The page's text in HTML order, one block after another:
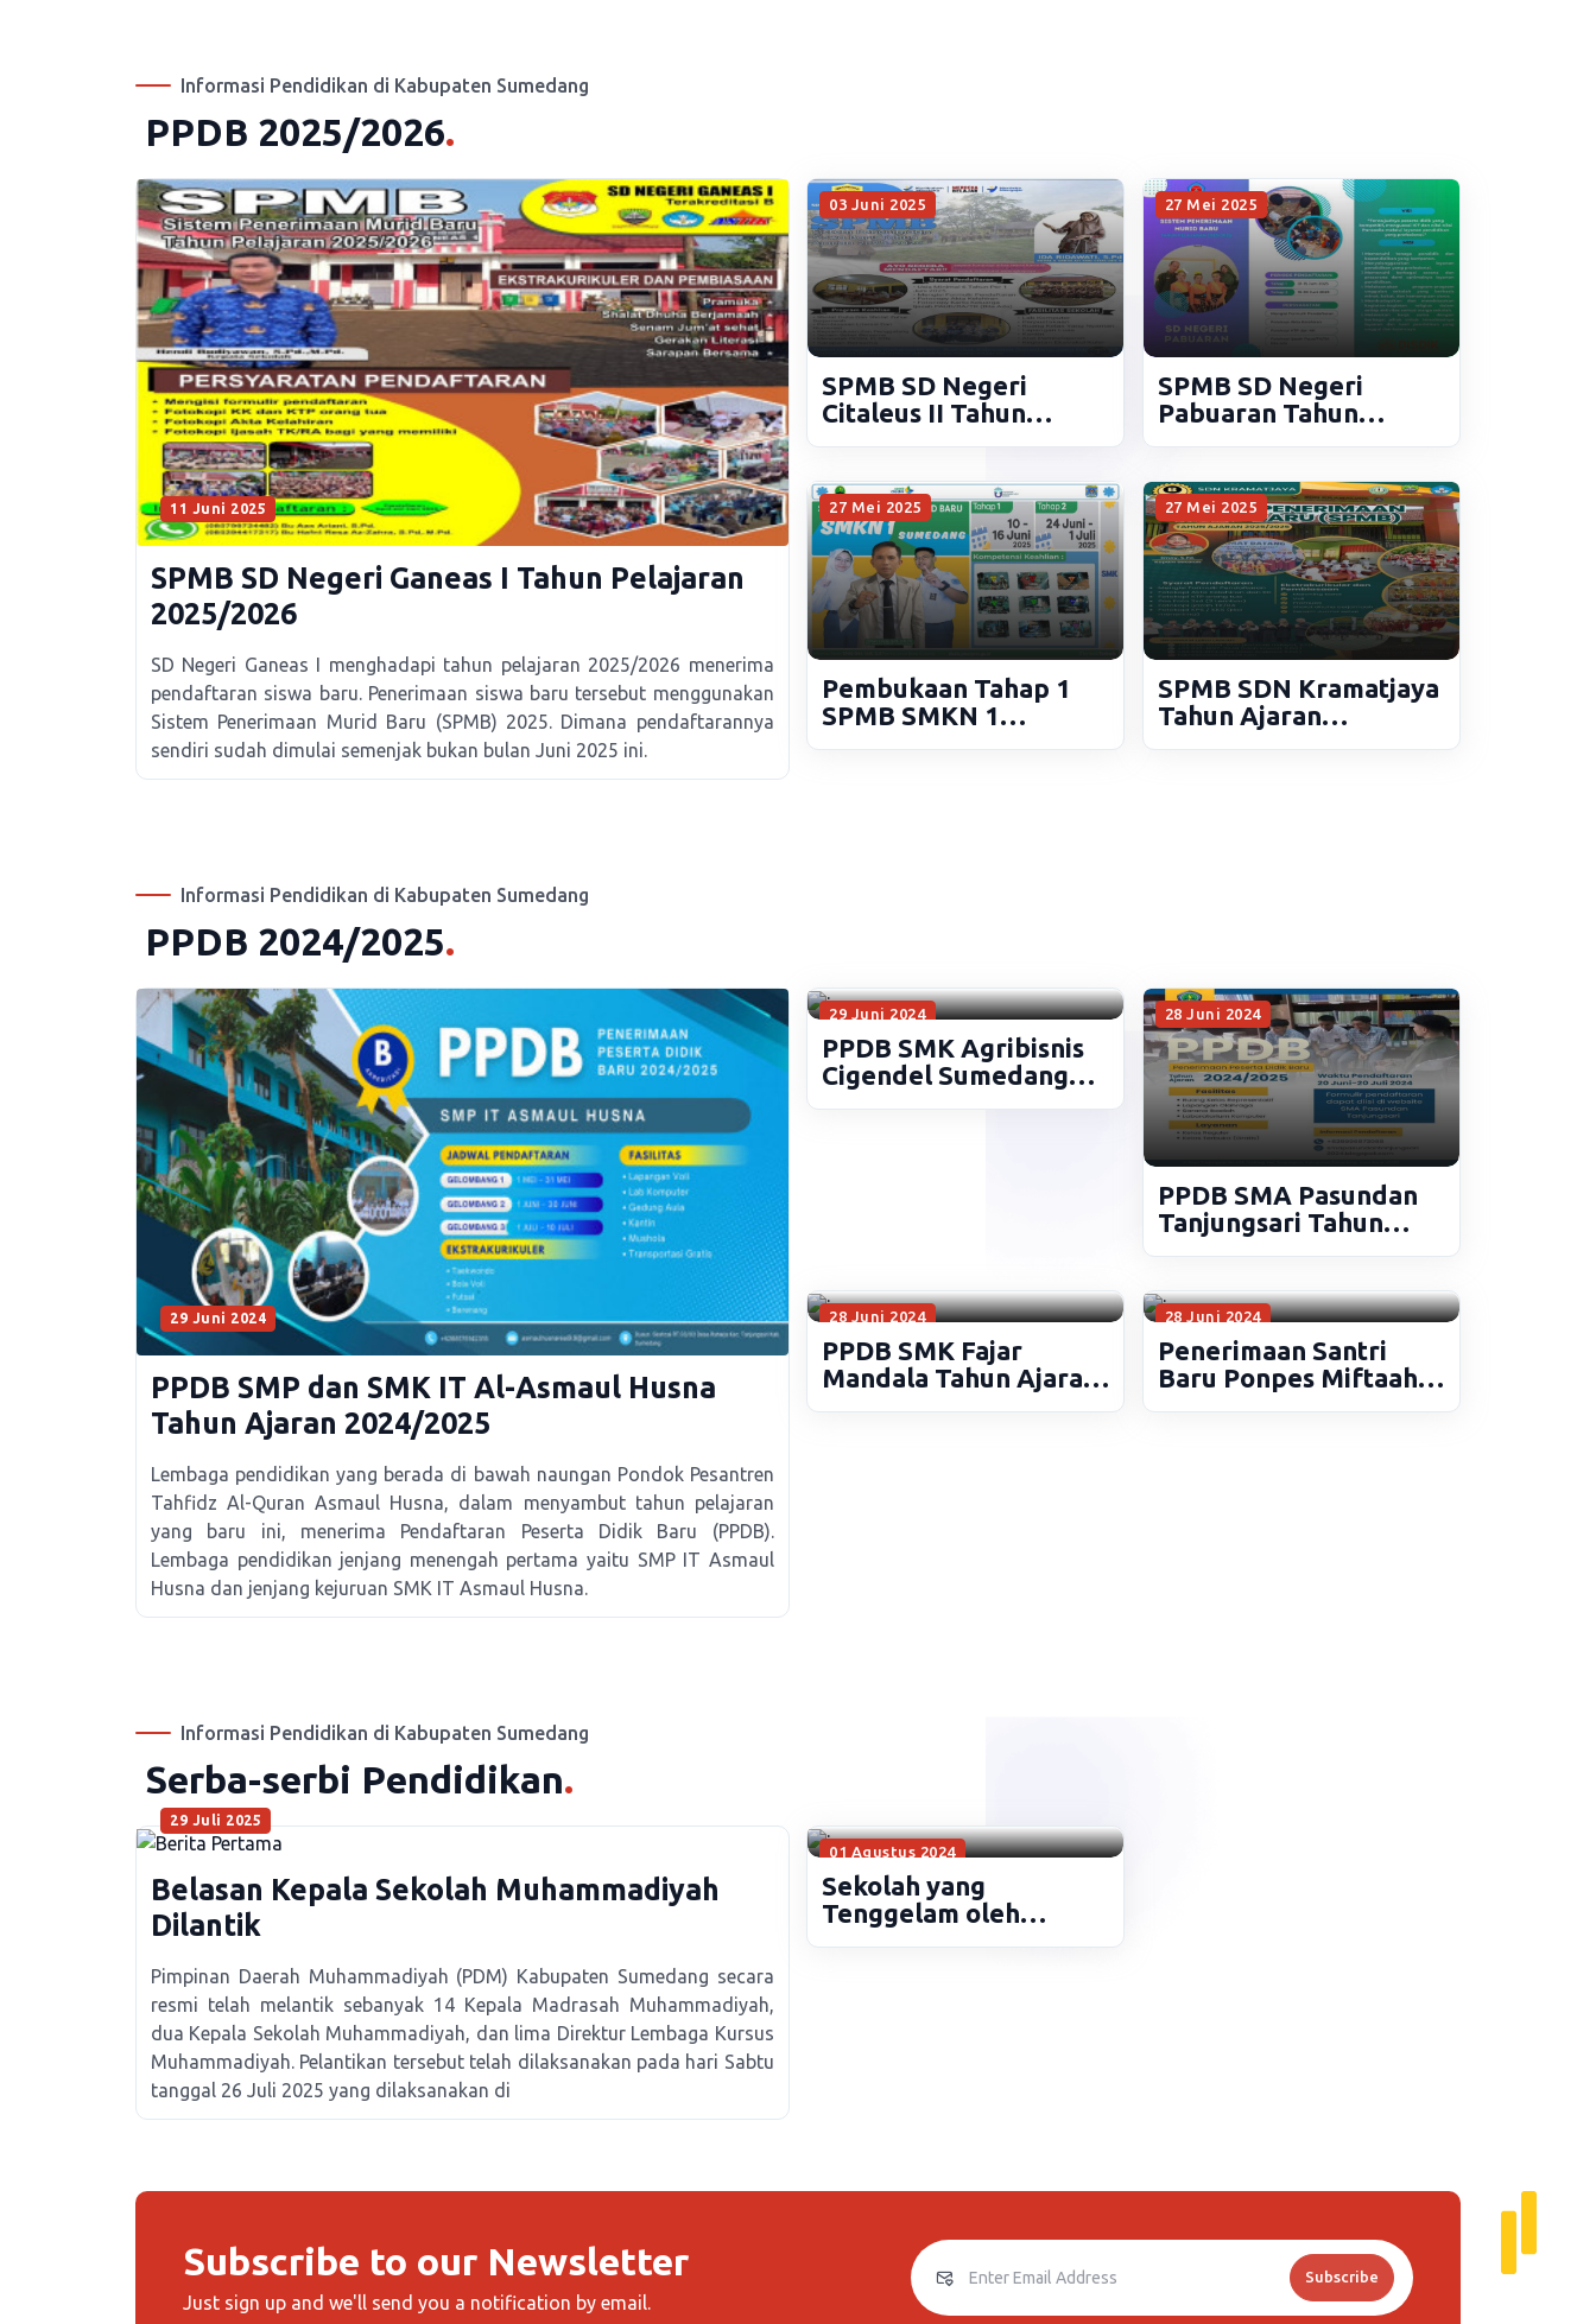
Informasi Pendidikan di Kabupaten Sumedang
PPDB 2025/2026.
11 Juni 2025
SPMB SD Negeri Ganeas I Tahun Pelajaran
2025/2026
SD Negeri Ganeas I menghadapi tahun pelajaran 2025/2026 menerima
pendaftaran siswa baru. Penerimaan siswa baru tersebut menggunakan
Sistem Penerimaan Murid Baru (SPMB) 2025. Dimana pendaftarannya
sendiri sudah dimulai semenjak bukan bulan Juni 2025 ini.
03 Juni 2025
SPMB SD Negeri
Citaleus II Tahun
Ajaran 2025/2026
27 Mei 2025
SPMB SD Negeri
Pabuaran Tahun
Pelajaran 2025/2026
27 Mei 2025
Pembukaan Tahap 1
SPMB SMKN 1
Sumedang
27 Mei 2025
SPMB SDN Kramatjaya
Tahun Ajaran
2025/2026
Informasi Pendidikan di Kabupaten Sumedang
PPDB 2024/2025.
29 Juni 2024
PPDB SMP dan SMK IT Al-Asmaul Husna
Tahun Ajaran 2024/2025
Lembaga pendidikan yang berada di bawah naungan Pondok Pesantren
Tahfidz Al-Quran Asmaul Husna, dalam menyambut tahun pelajaran
yang baru ini, menerima Pendaftaran Peserta Didik Baru (PPDB).
Lembaga pendidikan jenjang menengah pertama yaitu SMP IT Asmaul
Husna dan jenjang kejuruan SMK IT Asmaul Husna.
29 Juni 2024
PPDB SMK Agribisnis
Cigendel Sumedang
Tahun Ajaran
28 Juni 2024
PPDB SMA Pasundan
Tanjungsari Tahun
Ajaran 2024/2025
28 Juni 2024
PPDB SMK Fajar
Mandala Tahun Ajaran
2024/2025
28 Juni 2024
Penerimaan Santri
Baru Ponpes Miftaahul
Falaah Cirendang
Informasi Pendidikan di Kabupaten Sumedang
Serba-serbi Pendidikan.
29 Juli 2025
Belasan Kepala Sekolah Muhammadiyah
Dilantik
Pimpinan Daerah Muhammadiyah (PDM) Kabupaten Sumedang secara
resmi telah melantik sebanyak 14 Kepala Madrasah Muhammadiyah,
dua Kepala Sekolah Muhammadiyah, dan lima Direktur Lembaga Kursus
Muhammadiyah. Pelantikan tersebut telah dilaksanakan pada hari Sabtu
tanggal 26 Juli 2025 yang dilaksanakan di
01 Agustus 2024
Sekolah yang
Tenggelam oleh
Bendungan Jatigede
Subscribe to our Newsletter
Just sign up and we'll send you a notification by email.
Subscribe